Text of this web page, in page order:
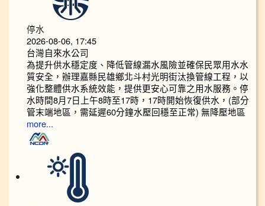
停水
2026-08-06, 17:45
台灣自來水公司
為提升供水穩定度、降低管線漏水風險並確保民眾用水水
質安全，辦理嘉縣民雄鄉北斗村光明街汰換管線工程，以
強化整體供水系統效能，提供更安心可靠之用水服務。停
水時間8月7日上午8時至17時，17時開始恢復供水，(部分
管末端地區，需延遲60分鐘水壓回穩至正常) 無降壓地區
more...